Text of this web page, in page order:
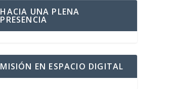
HACIA UNA PLENA
PRESENCIA
MISIÓN EN ESPACIO DIGITAL